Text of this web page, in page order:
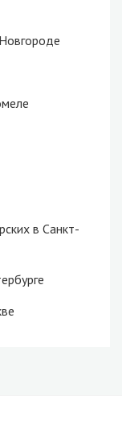
в Санкт-